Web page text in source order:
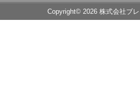
Copyright© 2026 株式会社ブ